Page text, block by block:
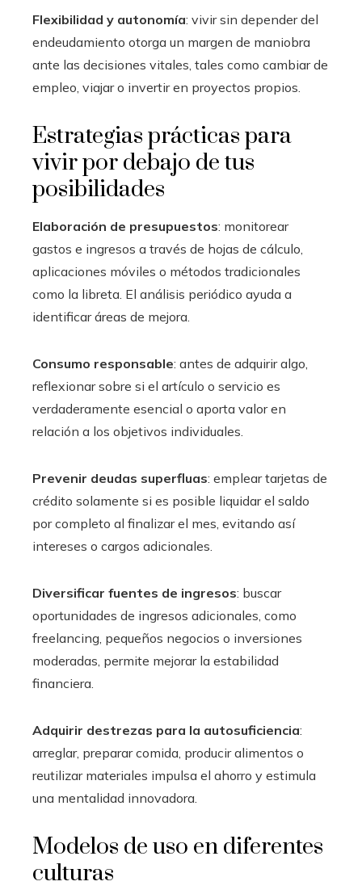
Flexibilidad y autonomía: vivir sin depender del
endeudamiento otorga un margen de maniobra
ante las decisiones vitales, tales como cambiar de
empleo, viajar o invertir en proyectos propios.
Estrategias prácticas para
vivir por debajo de tus
posibilidades
Elaboración de presupuestos: monitorear
gastos e ingresos a través de hojas de cálculo,
aplicaciones móviles o métodos tradicionales
como la libreta. El análisis periódico ayuda a
identificar áreas de mejora.
Consumo responsable: antes de adquirir algo,
reflexionar sobre si el artículo o servicio es
verdaderamente esencial o aporta valor en
relación a los objetivos individuales.
Prevenir deudas superfluas: emplear tarjetas de
crédito solamente si es posible liquidar el saldo
por completo al finalizar el mes, evitando así
intereses o cargos adicionales.
Diversificar fuentes de ingresos: buscar
oportunidades de ingresos adicionales, como
freelancing, pequeños negocios o inversiones
moderadas, permite mejorar la estabilidad
financiera.
Adquirir destrezas para la autosuficiencia:
arreglar, preparar comida, producir alimentos o
reutilizar materiales impulsa el ahorro y estimula
una mentalidad innovadora.
Modelos de uso en diferentes
culturas